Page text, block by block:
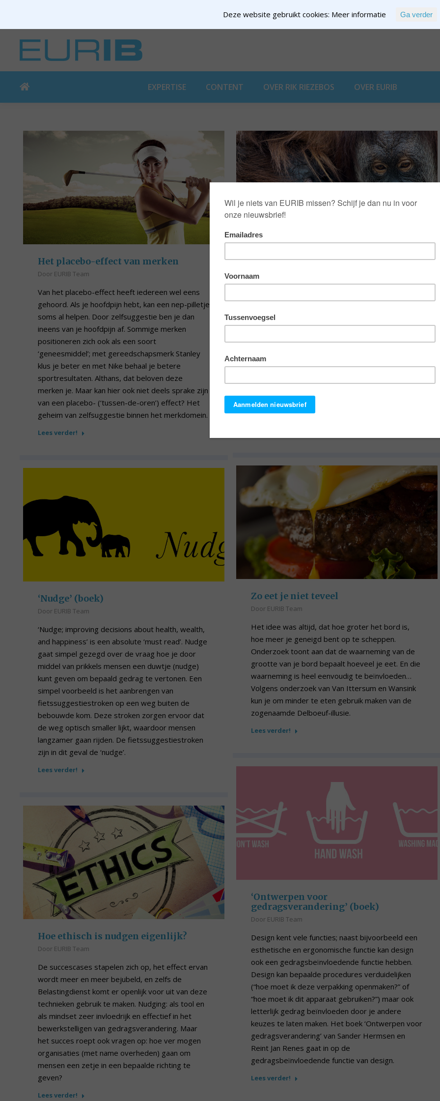
EXPERTISE CONTENT OVER RIK RIEZEBOS OVER EURIB
Het placebo-effect van merken
Door EURIB Team
Van het placebo-effect heeft iedereen wel eens
gehoord. Als je hoofdpijn hebt, kan een nep-pilletje
soms al helpen. Door zelfsuggestie ben je dan
ineens van je hoofdpijn af. Sommige merken
positioneren zich ook als een soort
‘geneesmiddel’; met gereedschapsmerk Stanley
klus je beter en met Nike behaal je betere
sportresultaten. Althans, dat beloven deze
merken je. Maar kan hier ook niet deels sprake zijn
van een placebo- (‘tussen-de-oren’) effect? Het
geheim van zelfsuggestie binnen het merkdomein.
Lees verder!
Kunnen apen een merkvoorkeur
DoorEURIB Team
Neurowetenschappers leggen met zekere
regelmaat heel basale processen in onze
hersenen bloot. Bijvoorbeeld dat je bij mannen de
beelden… Deze processen spelen zich veelal af in
of ze langs deze weg ook een merkvoorkeur
kunnen ontwikkelen.
Zo eet je niet teveel
Door EURIB Team
Het idee was altijd, dat hoe groter het bord is,
hoe meer je geneigd bent op te scheppen.
Onderzoek toont aan dat de waarneming van de
grootte van je bord bepaalt hoeveel je eet. En die
waarneming is heel eenvoudig te beïnvloeden…
Volgens onderzoek van Van Ittersum en Wansink
kun je om minder te eten gebruik maken van de
zogenaamde Delboeuf-illusie.
Lees verder!
‘Nudge’ (boek)
Door EURIB Team
‘Nudge; improving decisions about health, wealth,
and happiness’ is een absolute ‘must read’. Nudge
gaat simpel gezegd over de vraag hoe je door
middel van prikkels mensen een duwtje (nudge)
kunt geven om bepaald gedrag te vertonen. Een
simpel voorbeeld is het aanbrengen van
fietssuggestiestroken op een weg buiten de
bebouwde kom. Deze stroken zorgen ervoor dat
de weg optisch smaller lijkt, waardoor mensen
langzamer gaan rijden. De fietssuggestiestroken
zijn in dit geval de ‘nudge’.
Lees verder!
‘Ontwerpen voor
gedragsverandering’ (boek)
Door EURIB Team
Design kent vele functies; naast bijvoorbeeld een
esthetische en ergonomische functie kan design
ook een gedragsbeïnvloedende functie hebben.
Design kan bepaalde procedures verduidelijken
(“hoe moet ik deze verpakking openmaken?” of
“hoe moet ik dit apparaat gebruiken?”) maar ook
letterlijk gedrag beïnvloeden door je andere
keuzes te laten maken. Het boek ‘Ontwerpen voor
gedragsverandering’ van Sander Hermsen en
Reint Jan Renes gaat in op de
gedragsbeïnvloedende functie van design.
Lees verder!
Hoe ethisch is nudgen eigenlijk?
Door EURIB Team
De succescases stapelen zich op, het effect ervan
wordt meer en meer bejubeld, en zelfs de
Belastingdienst komt er openlijk voor uit van deze
technieken gebruik te maken. Nudging: als tool en
als mindset zeer invloedrijk en effectief in het
bewerkstelligen van gedragsverandering. Maar
het succes roept ook vragen op: hoe ver mogen
organisaties (met name overheden) gaan om
mensen een zetje in een bepaalde richting te
geven?
Lees verder!
Deze website gebruikt cookies: Meer informatie Ga verder
EXPERTISE